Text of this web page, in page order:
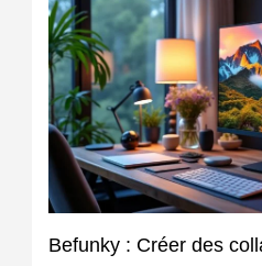
Befunky : Créer des